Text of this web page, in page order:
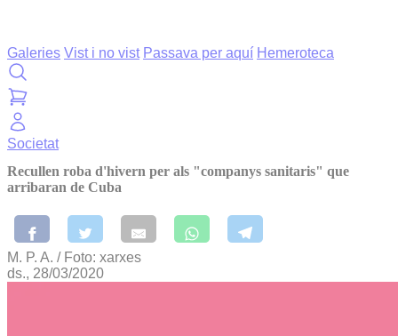
Galeries Vist i no vist Passava per aquí Hemeroteca
Societat
Recullen roba d'hivern per als "companys sanitaris" que
arribaran de Cuba
M. P. A. / Foto: xarxes
ds., 28/03/2020